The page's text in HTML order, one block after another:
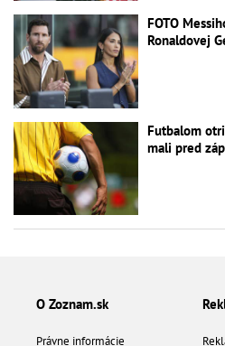
FOTO
Ronaldovej
Futbalom
mali pred
O Zoznam.sk
Právne informácie